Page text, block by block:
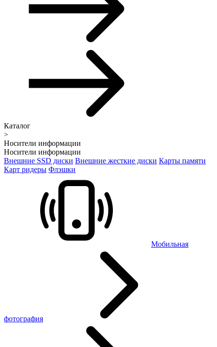
Каталог
>
Носители информации
Носители информации
Внешние SSD диски Внешние жесткие диски Карты памяти
Карт ридеры Флэшки
Мобильная
фотография